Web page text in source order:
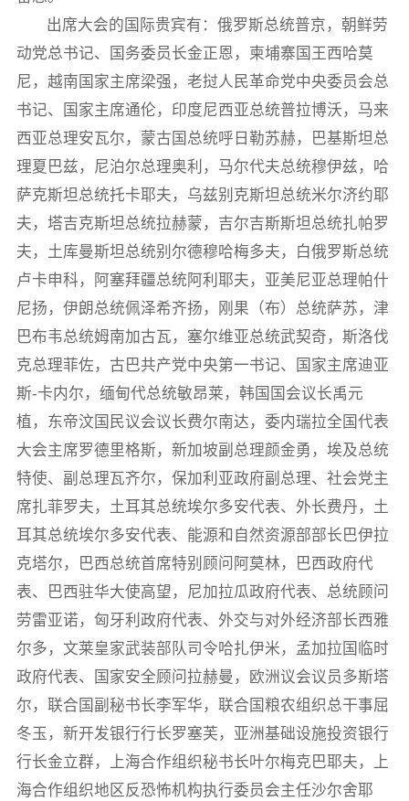
出席大会的国际贵宾有：俄罗斯总统普京，朝鲜劳
动党总书记、国务委员长金正恩，柬埔寨国王西哈莫
尼，越南国家主席梁强，老挝人民革命党中央委员会总
书记、国家主席通伦，印度尼西亚总统普拉博沃，马来
西亚总理安瓦尔，蒙古国总统呼日勒苏赫，巴基斯坦总
理夏巴兹，尼泊尔总理奥利，马尔代夫总统穆伊兹，哈
萨克斯坦总统托卡耶夫，乌兹别克斯坦总统米尔济约耶
夫，塔吉克斯坦总统拉赫蒙，吉尔吉斯斯坦总统扎帕罗
夫，土库曼斯坦总统别尔德穆哈梅多夫，白俄罗斯总统
卢卡申科，阿塞拜疆总统阿利耶夫，亚美尼亚总理帕什
尼扬，伊朗总统佩泽希齐扬，刚果（布）总统萨苏，津
巴布韦总统姆南加古瓦，塞尔维亚总统武契奇，斯洛伐
克总理菲佐，古巴共产党中央第一书记、国家主席迪亚
斯-卡内尔，缅甸代总统敏昂莱，韩国国会议长禹元
植，东帝汶国民议会议长费尔南达，委内瑞拉全国代表
大会主席罗德里格斯，新加坡副总理颜金勇，埃及总统
特使、副总理瓦齐尔，保加利亚政府副总理、社会党主
席扎菲罗夫，土耳其总统埃尔多安代表、外长费丹，土
耳其总统埃尔多安代表、能源和自然资源部部长巴伊拉
克塔尔，巴西总统首席特别顾问阿莫林，巴西政府代
表、巴西驻华大使高望，尼加拉瓜政府代表、总统顾问
劳雷亚诺，匈牙利政府代表、外交与对外经济部长西雅
尔多，文莱皇家武装部队司令哈扎伊米，孟加拉国临时
政府代表、国家安全顾问拉赫曼，欧洲议会议员多斯塔
尔，联合国副秘书长李军华，联合国粮农组织总干事屈
冬玉，新开发银行行长罗塞芙，亚洲基础设施投资银行
行长金立群，上海合作组织秘书长叶尔梅克巴耶夫，上
海合作组织地区反恐怖机构执行委员会主任沙尔舍耶